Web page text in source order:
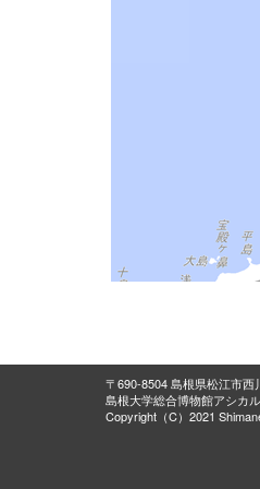
〒690-8504 島根県松江市西
島根大学総合博物館アシカル
Copyright（C）2021